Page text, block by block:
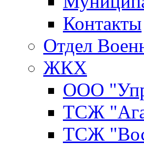
Контакты
Отдел
ЖКХ
ООО
ТСЖ
ТСЖ